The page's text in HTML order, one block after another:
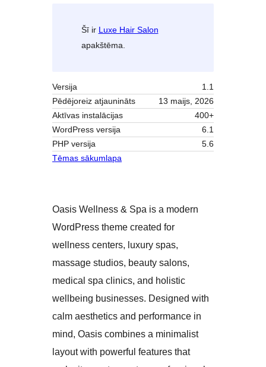
Šī ir Luxe Hair Salon
apakštēma.
Versija
1.1
Pēdējoreiz atjaunināts
13 maijs, 2026
Aktīvas instalācijas
400+
WordPress versija
6.1
PHP versija
5.6
Tēmas sākumlapa
Oasis Wellness & Spa is a modern
WordPress theme created for
wellness centers, luxury spas,
massage studios, beauty salons,
medical spa clinics, and holistic
wellbeing businesses. Designed with
calm aesthetics and performance in
mind, Oasis combines a minimalist
layout with powerful features that